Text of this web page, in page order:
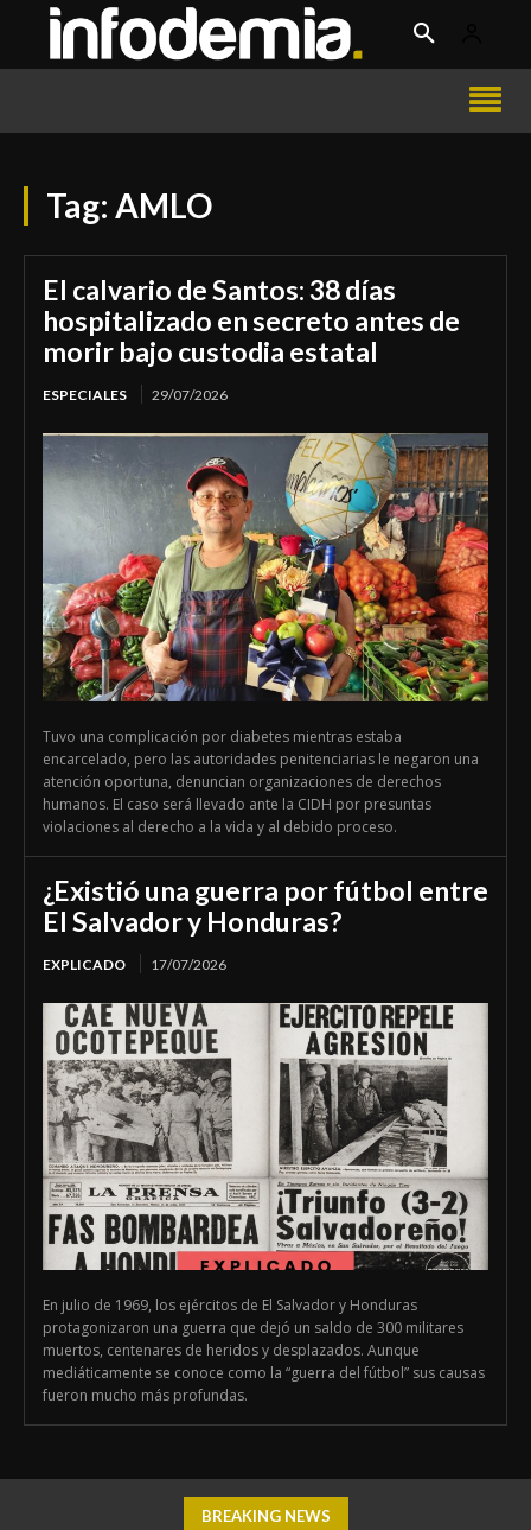
Tag: AMLO
El calvario de Santos: 38 días
hospitalizado en secreto antes de
morir bajo custodia estatal
ESPECIALES 29/07/2026
Tuvo una complicación por diabetes mientras estaba
encarcelado, pero las autoridades penitenciarias le negaron una
atención oportuna, denuncian organizaciones de derechos
humanos. El caso será llevado ante la CIDH por presuntas
violaciones al derecho a la vida y al debido proceso.
¿Existió una guerra por fútbol entre
El Salvador y Honduras?
EXPLICADO 17/07/2026
En julio de 1969, los ejércitos de El Salvador y Honduras
protagonizaron una guerra que dejó un saldo de 300 militares
muertos, centenares de heridos y desplazados. Aunque
mediáticamente se conoce como la “guerra del fútbol” sus causas
fueron mucho más profundas.
BREAKING NEWS